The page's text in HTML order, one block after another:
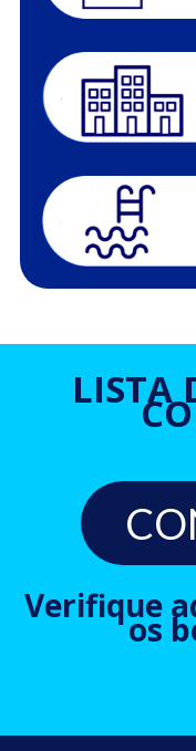
LISTA
Verifique
os